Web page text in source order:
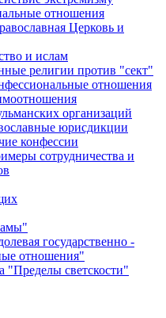
отношения
Церковь и
и ислам
религии против "сект"
отношения
организаций
юрисдикции
конфессии
сотрудничества и
государственно -
отношения"
"Пределы светскости"